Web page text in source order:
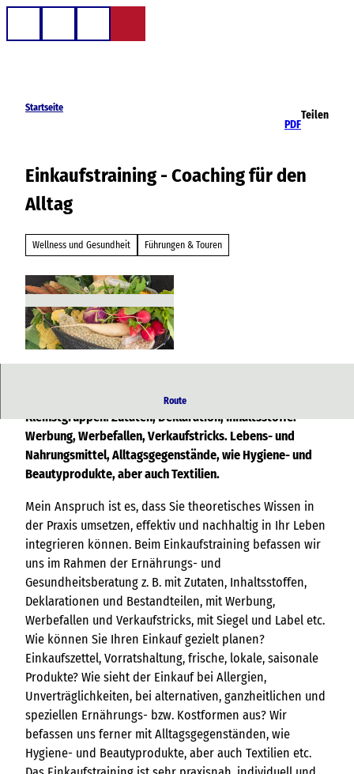
Startseite
PDF
Teilen
Einkaufstraining - Coaching für den
Alltag
Wellness und Gesundheit Führungen & Touren
Route
Einkaufstraining - individuell, sehr praxisnah und in
Kleinstgruppen. Zutaten, Deklaration, Inhaltsstoffe.
Werbung, Werbefallen, Verkaufstricks. Lebens- und
Nahrungsmittel, Alltagsgegenstände, wie Hygiene- und
Beautyprodukte, aber auch Textilien.
Mein Anspruch ist es, dass Sie theoretisches Wissen in
der Praxis umsetzen, effektiv und nachhaltig in Ihr Leben
integrieren können. Beim Einkaufstraining befassen wir
uns im Rahmen der Ernährungs- und
Gesundheitsberatung z. B. mit Zutaten, Inhaltsstoffen,
Deklarationen und Bestandteilen, mit Werbung,
Werbefallen und Verkaufstricks, mit Siegel und Label etc.
Wie können Sie Ihren Einkauf gezielt planen?
Einkaufszettel, Vorratshaltung, frische, lokale, saisonale
Produkte? Wie sieht der Einkauf bei Allergien,
Unverträglichkeiten, bei alternativen, ganzheitlichen und
speziellen Ernährungs- bzw. Kostformen aus? Wir
befassen uns ferner mit Alltagsgegenständen, wie
Hygiene- und Beautyprodukte, aber auch Textilien etc.